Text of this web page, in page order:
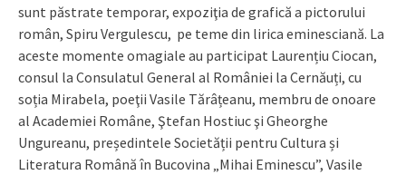
sunt păstrate temporar, expoziţia de grafică a pictorului
român, Spiru Vergulescu, pe teme din lirica eminesciană. La
aceste momente omagiale au participat Laurențiu Ciocan,
consul la Consulatul General al României la Cernăuți, cu
soția Mirabela, poeţii Vasile Tărâțeanu, membru de onoare
al Academiei Române, Ştefan Hostiuc şi Gheorghe
Ungureanu, președintele Societății pentru Cultura și
Literatura Română în Bucovina „Mihai Eminescu”, Vasile